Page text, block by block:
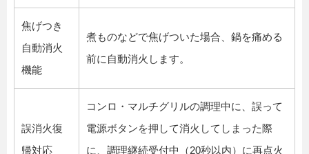
焦げつき
自動消火
機能
煮ものなどで焦げついた場合、鍋を痛める
前に自動消火します。
誤消火復
帰対応
コンロ・マルチグリルの調理中に、誤って
電源ボタンを押して消火してしまった際
に、調理継続受付中（20秒以内）に再点火